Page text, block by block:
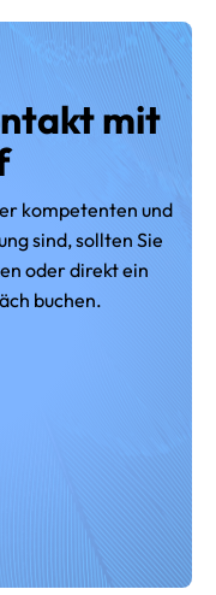
mit
kompetenten und
sind, sollten Sie
oder direkt ein
buchen.